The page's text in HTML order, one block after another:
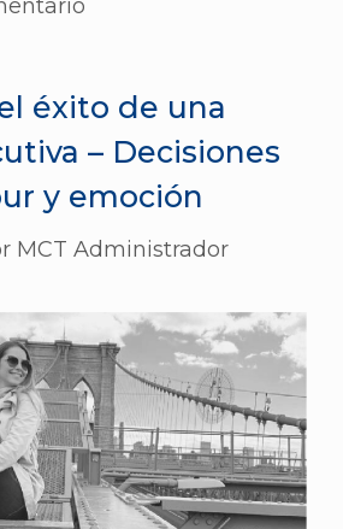
éxito de una
– Decisiones
y emoción
MCT Administrador